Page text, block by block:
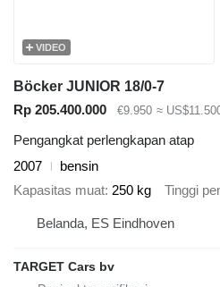
VIDEO
Böcker JUNIOR 18/0-7
Rp 205.400.000
€9.950 ≈
Pengangkat perlengkapan atap
2007
bensin
Kapasitas muat 250 kg Tinggi
Belanda, ES Eindhoven
TARGET Cars bv